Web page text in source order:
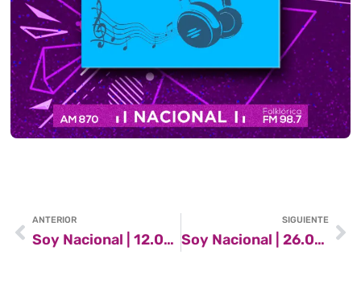
ANTERIOR
Soy Nacional | 12.03.2022
SIGUIENTE
Soy Nacional | 26.03.2022